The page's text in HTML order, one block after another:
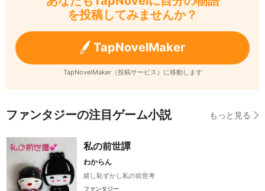
を投稿してみませんか？
TapNovelMaker
TapNovelMaker（投稿サービス）に移動します
ファンタジーの注目ゲーム小説 もっと見る
私の前世譚
わからん
嬉し恥ずかし私の前世考
ファンタジー